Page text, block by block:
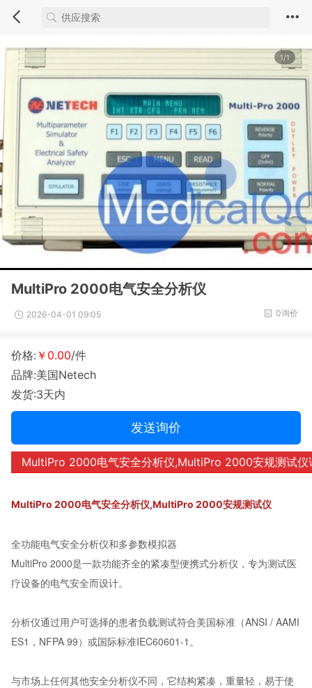
1/1
MultiPro 2000电气安全分析仪
2026-04-01 09:05 0询价
价格: ￥0.00/件
品牌:美国Netech
发货:3天内
发送询价
MultiPro 2000电气安全分析仪,MultiPro 2000安规测试仪
MultiPro 2000电气安全分析仪,MultiPro 2000安规测试仪
全功能电气安全分析仪和多参数模拟器
MultiPro 2000是一款功能齐全的紧凑型便携式分析仪，专为测试医
疗设备的电气安全而设计。
分析仪通过用户可选择的患者负载测试符合美国标准（ANSI / AAMI
ES1，NFPA 99）或国际标准IEC60601-1。
与市场上任何其他安全分析仪不同，它结构紧凑，重量轻，易于使